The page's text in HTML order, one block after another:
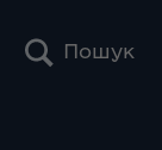
Пошук